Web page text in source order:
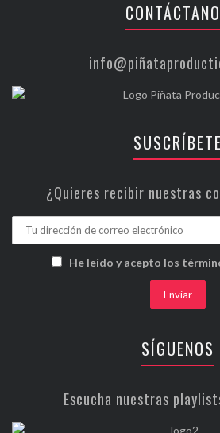
SUSCRÍBETE
¿Quieres recibir nuestras
He leído y acepto los
SÍGUENOS
Escucha nuestras